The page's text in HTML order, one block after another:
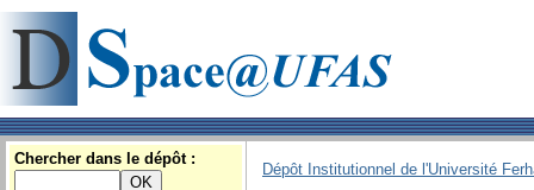
Chercher dans le dépôt :
Dépôt Institutionnel de l'Université